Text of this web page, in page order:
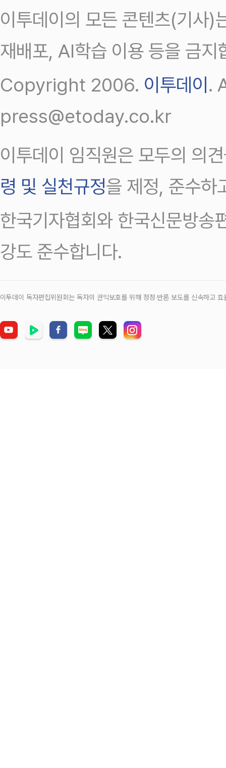
이투데이의 모든 콘텐츠(기사)
재배포, AI학습 이용 등을 금지
Copyright 2006. 이투데이 .
press@etoday.co.kr
이투데이 임직원은 모두의 의
령 및 실천규정을 제정, 준수하
한국기자협회와 한국신문방송
강도 준수합니다.
이투데이 독자편집위원회는 독자의 권익보호를 위해 정정‧반론 보도를 신속하고